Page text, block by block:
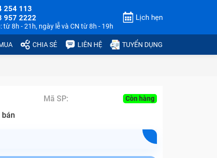
254 113
957 2222
từ 8h - 21h, ngày lễ và CN từ 8h - 19h
Lịch hẹn
CHIA SẺ LIÊN HỆ TUYỂN DỤNG
Mã SP: Còn hàng